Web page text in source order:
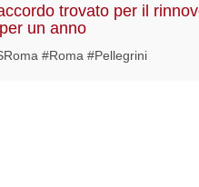
trovato per il
un anno
#Roma #Pellegrini